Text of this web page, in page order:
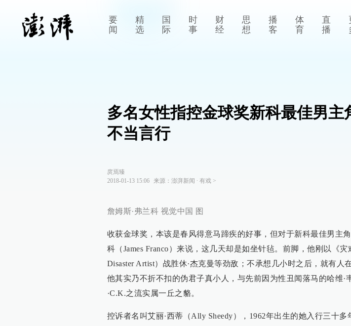
要
闻
精
选
国
际
时
事
财
经
思
想
播
客
体
育
直
播
多名女性指控金球奖新科最佳男主
不当言行
庹焉臻
2018-01-13 15:06
来源： 澎湃新闻 ∙ 有戏>
詹姆斯·弗兰科 视觉中国 图
收获金球奖，本该是春风得意马蹄疾的好事，但对于新科最佳男主
科（James Franco）来说，这几天却是如坐针毡。前脚，他刚以《
Disaster Artist）战胜休·杰克曼等劲敌；不承想几小时之后，就有人
他其实乃不折不扣的伪君子真小人，与先前因为性丑闻落马的哈维·
·C.K.之流实属一丘之貉。
控诉者名叫艾丽·西蒂（Ally Sheedy），1962年出生的她入行三十多